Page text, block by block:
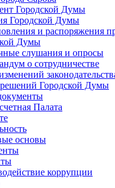
Городской Думы
Городской Думы
и распоряжения
Думы
слушания и опросы
о сотрудничестве
Городской Думы
Палата
основы
коррупции